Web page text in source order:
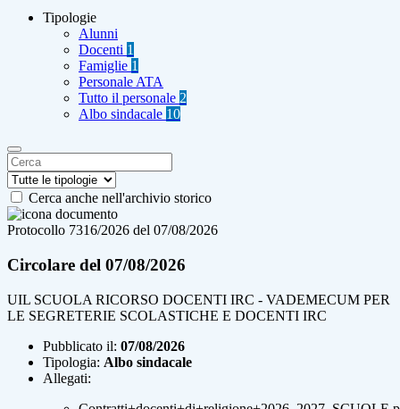
Tipologie
Alunni
Docenti 1
Famiglie 1
Personale ATA
Tutto il personale 2
Albo sindacale 10
Cerca anche nell'archivio storico
Protocollo 7316/2026 del 07/08/2026
Circolare del 07/08/2026
UIL SCUOLA RICORSO DOCENTI IRC - VADEMECUM PER
LE SEGRETERIE SCOLASTICHE E DOCENTI IRC
Pubblicato il: 07/08/2026
Tipologia: Albo sindacale
Allegati: